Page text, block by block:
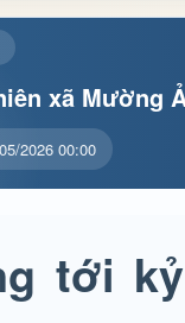
xã Mường
2026 00:00
tới